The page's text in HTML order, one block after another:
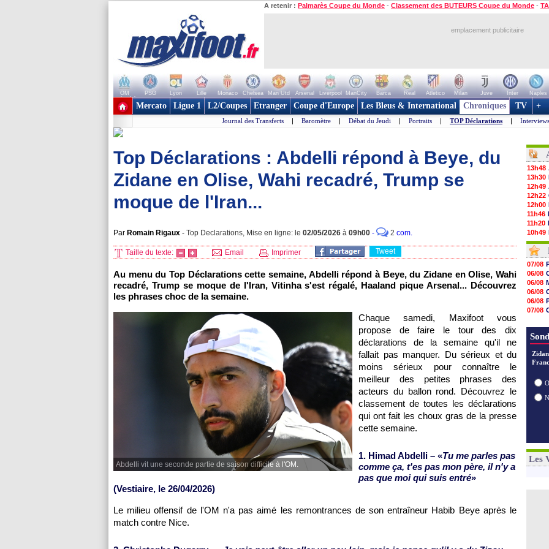
A retenir : Palmarès Coupe du Monde - Classement des BUTEURS Coupe du Monde -
emplacement publicitaire
OM PSG Lyon Lille Monaco Chelsea Man Utd Arsenal Liverpool ManCity Barca Real Atletico Milan Juve Inter Naples
+ de clubs
Mercato Ligue 1 L2/Coupes Etranger Coupe d'Europe Les Bleus & International Chroniques TV +
Journal des Transferts | Baromètre | Débat du Jeudi | Portraits | TOP Déclarations | Interviews
Top Déclarations : Abdelli répond à Beye, du
Zidane en Olise, Wahi recadré, Trump se
moque de l'Iran...
Par Romain Rigaux - Top Declarations, Mise en ligne: le 02/05/2026 à 09h00 - 2 com.
Taille du texte: Email Imprimer Tweet
Au menu du Top Déclarations cette semaine, Abdelli répond à Beye, du Zidane en Olise, Wahi
recadré, Trump se moque de l'Iran, Vitinha s'est régalé, Haaland pique Arsenal... Découvrez
les phrases choc de la semaine.
Abdelli vit une seconde partie de saison difficile à l'OM.
Chaque samedi, Maxifoot vous
propose de faire le tour des dix
déclarations de la semaine qu'il ne
fallait pas manquer. Du sérieux et du
moins sérieux pour connaître le
meilleur des petites phrases des
acteurs du ballon rond. Découvrez le
classement de toutes les déclarations
qui ont fait les choux gras de la presse
cette semaine.
1. Himad Abdelli – «Tu me parles pas
comme ça, t'es pas mon père, il n'y a
pas que moi qui suis entré»
(Vestiaire, le 26/04/2026)
Le milieu offensif de l'OM n'a pas aimé les remontrances de son entraîneur Habib Beye après le
match contre Nice.
13h48
13h30
12h49
12h22
12h00
11h46
11h20
10h49
10h32
10h10
09h49
09h35
09h08
08h54
08h32
07/08
07/08
07/08
07/08
07/08
07/08
07/08
07/08
06/08
06/08
06/08
06/08
07/08
06/08
Les